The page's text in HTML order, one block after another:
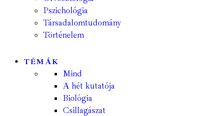
Pszichológia
Társadalomtudomány
Történelem
TÉMÁK
Mind
A hét kutatója
Biológia
Csillagászat